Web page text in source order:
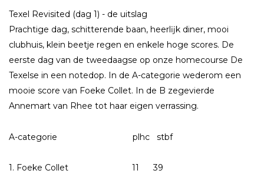
Texel Revisited (dag 1) - de uitslag
Prachtige dag, schitterende baan, heerlĳk diner, mooi
clubhuis, klein beetje regen en enkele hoge scores. De
eerste dag van de tweedaagse op onze homecourse De
Texelse in een notedop. In de A-categorie wederom een
mooie score van Foeke Collet. In de B zegevierde
Annemart van Rhee tot haar eigen verrassing.
A-categorie plhc stbf
1. Foeke Collet 11 39